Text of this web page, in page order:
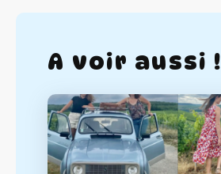
A voir aussi !